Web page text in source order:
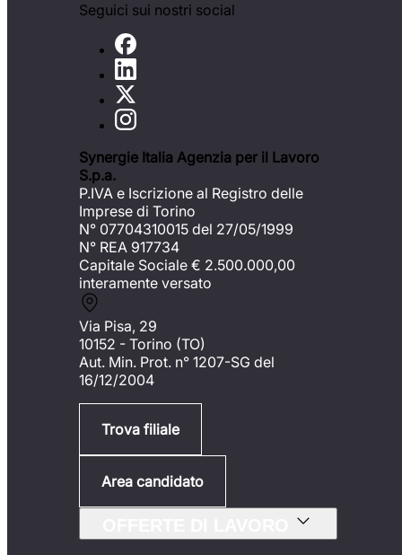
Seguici sui nostri social
Synergie Italia Agenzia per il Lavoro
S.p.a.
P.IVA e Iscrizione al Registro delle
Imprese di Torino
N° 07704310015 del 27/05/1999
N° REA 917734
Capitale Sociale € 2.500.000,00
interamente versato
Via Pisa, 29
10152 - Torino (TO)
Aut. Min. Prot. n° 1207-SG del
16/12/2004
Trova filiale
Area candidato